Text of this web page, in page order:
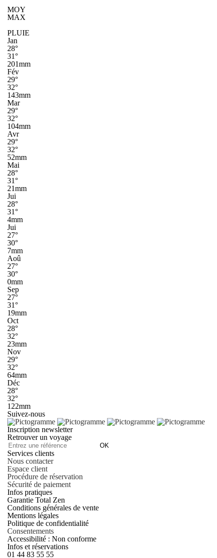
MOY
MAX
PLUIE
Jan
28°
31°
201mm
Fév
29°
32°
143mm
Mar
29°
32°
104mm
Avr
29°
32°
52mm
Mai
28°
31°
21mm
Jui
28°
31°
4mm
Jui
27°
30°
7mm
Aoû
27°
30°
0mm
Sep
27°
31°
19mm
Oct
28°
32°
23mm
Nov
29°
32°
64mm
Déc
28°
32°
122mm
Suivez-nous
Inscription newsletter
Retrouver un voyage
OK
Services clients
Nous contacter
Espace client
Procédure de réservation
Sécurité de paiement
Infos pratiques
Garantie Total Zen
Conditions générales de vente
Mentions légales
Politique de confidentialité
Consentements
Accessibilité : Non conforme
Infos et réservations
01 44 83 55 55